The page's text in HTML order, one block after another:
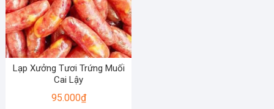
Lạp Xưởng Tươi Trứng Muối
Cai Lậy
95.000₫